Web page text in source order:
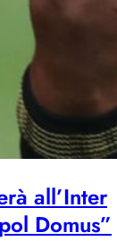
all’Inter
Domus”